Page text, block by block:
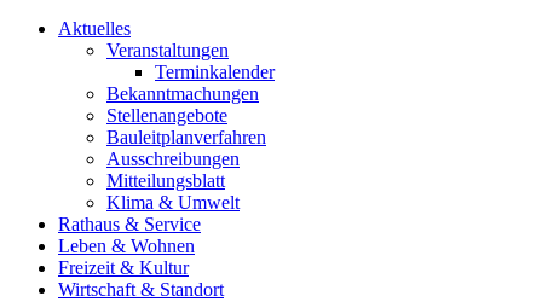
Aktuelles
Veranstaltungen
Terminkalender
Bekanntmachungen
Stellenangebote
Bauleitplanverfahren
Ausschreibungen
Mitteilungsblatt
Klima & Umwelt
Rathaus & Service
Leben & Wohnen
Freizeit & Kultur
Wirtschaft & Standort